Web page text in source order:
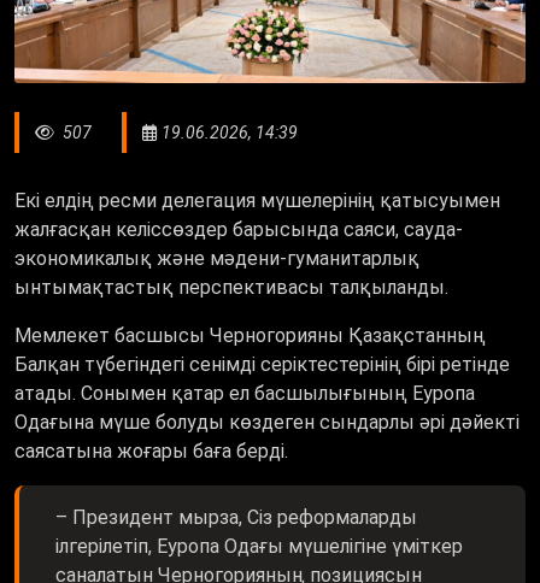
507 19.06.2026, 14:39
Екі елдің ресми делегация мүшелерінің қатысуымен
жалғасқан келіссөздер барысында саяси, сауда-
экономикалық және мәдени-гуманитарлық
ынтымақтастық перспективасы талқыланды.
Мемлекет басшысы Черногорияны Қазақстанның
Балқан түбегіндегі сенімді серіктестерінің бірі ретінде
атады. Сонымен қатар ел басшылығының Еуропа
Одағына мүше болуды көздеген сындарлы әрі дәйекті
саясатына жоғары баға берді.
– Президент мырза, Сіз реформаларды
ілгерілетіп, Еуропа Одағы мүшелігіне үміткер
саналатын Черногорияның позициясын